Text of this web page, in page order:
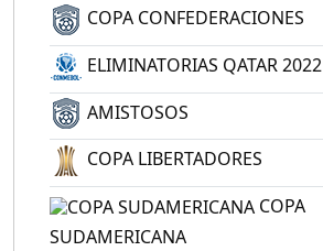
COPA CONFEDERACIONES
ELIMINATORIAS QATAR 2022
AMISTOSOS
COPA LIBERTADORES
COPA
SUDAMERICANA